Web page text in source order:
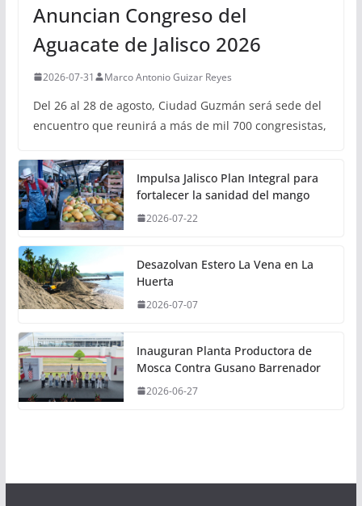
Anuncian Congreso del
Aguacate de Jalisco 2026
2026-07-31 Marco Antonio Guizar Reyes
Del 26 al 28 de agosto, Ciudad Guzmán será sede del
encuentro que reunirá a más de mil 700 congresistas,
Impulsa Jalisco Plan Integral para
fortalecer la sanidad del mango
2026-07-22
Desazolvan Estero La Vena en La
Huerta
2026-07-07
Inauguran Planta Productora de
Mosca Contra Gusano Barrenador
2026-06-27